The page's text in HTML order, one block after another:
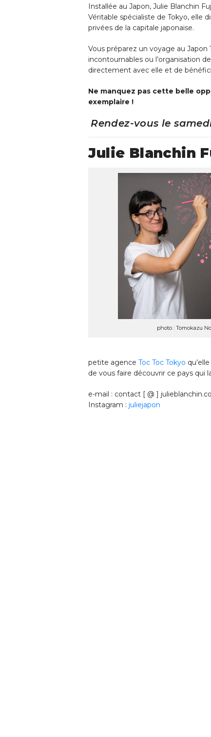
Installée au Japon, Julie Blanchin
Véritable spécialiste de Tokyo, elle
privées de la capitale japonaise.
Vous préparez un voyage au Japon
incontournables ou l’organisation
directement avec elle et de
Ne manquez pas cette belle
exemplaire !
Rendez-vous le
Julie Blanchin
photo : Tomokazu
petite agenceToc Toc Tokyo
de vous faire découvrir ce pays qui
e-mail : contact [ @ ]
Instagram :juliejapon